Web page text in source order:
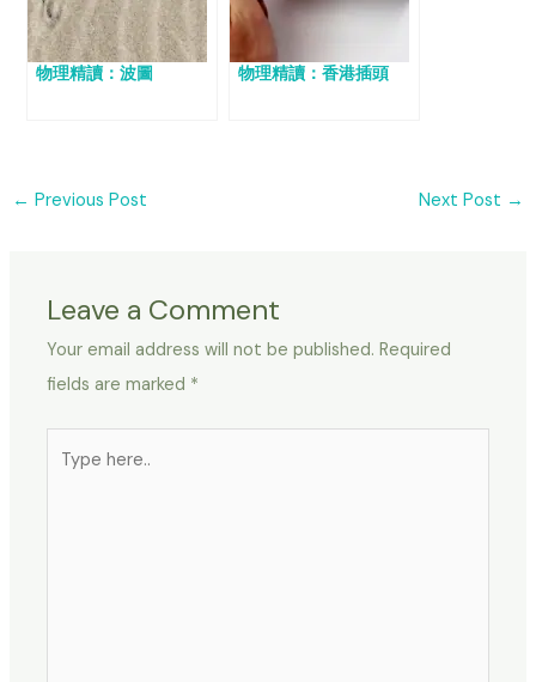
物理精讀：波圖 物理精讀：香港插頭
← Previous Post Next Post →
Leave a Comment
Your email address will not be published. Required
fields are marked *